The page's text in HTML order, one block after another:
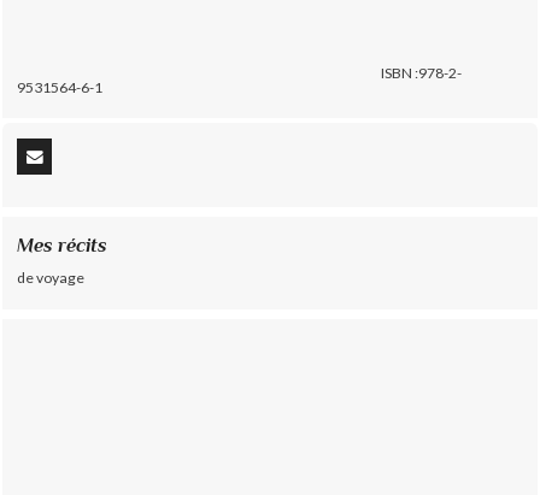
ISBN :978-2-
9531564-6-1
Mes récits
de voyage